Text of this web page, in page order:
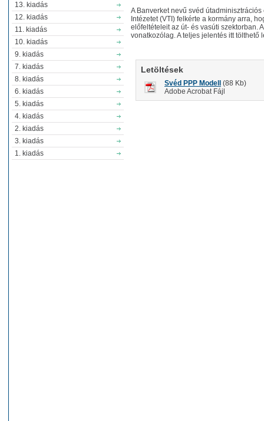
13. kiadás
12. kiadás
11. kiadás
10. kiadás
9. kiadás
7. kiadás
8. kiadás
6. kiadás
5. kiadás
4. kiadás
2. kiadás
3. kiadás
1. kiadás
A Banverket nevű svéd
Intézetet (VTI) felkérte a kormány arra,
előfeltételeit az út- és vasúti szektorban.
vonatkozólag. A teljes jelentés itt tölthető
Letöltések
Svéd PPP Modell
(88 Kb)
Adobe Acrobat Fájl